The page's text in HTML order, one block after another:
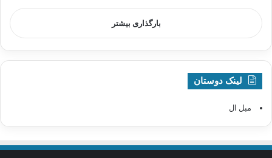
بارگذاری بیشتر
لینک دوستان
مبل ال